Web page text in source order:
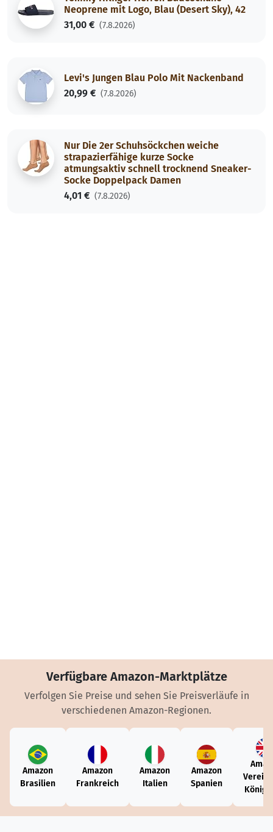
Neoprene mit Logo, Blau (Desert Sky), 42
31,00 € (7.8.2026)
Levi's Jungen Blau Polo Mit Nackenband
20,99 € (7.8.2026)
Nur Die 2er Schuhsöckchen weiche
strapazierfähige kurze Socke
atmungsaktiv schnell trocknend Sneaker-
Socke Doppelpack Damen
4,01 € (7.8.2026)
Verfügbare Amazon-Marktplätze
Verfolgen Sie Preise und sehen Sie Preisverläufe in
verschiedenen Amazon-Regionen.
Amazon
Brasilien
Amazon
Frankreich
Amazon
Italien
Amazon
Spanien